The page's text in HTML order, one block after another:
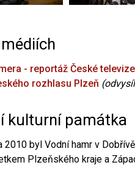
- reportáž České televize
rozhlasu Plzeň
kulturní památka
2010 byl Vodní hamr v
Plzeňského kraje a